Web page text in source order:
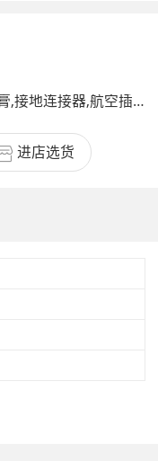
Burndy,接线鼻lugs,导电膏,接地连接器,航空插头,压接钳,断线钳,penetrox,FFC/FPC连接器,FFC排线,抗氧化膏,接地防雷组件
进店选货